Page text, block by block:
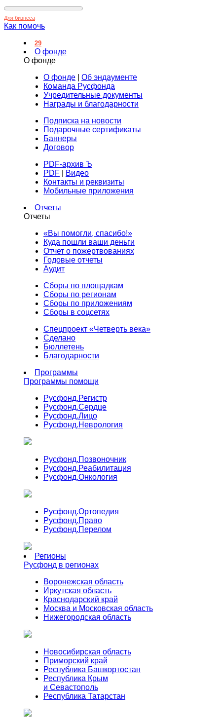
Для бизнеса
Как помочь
29
О фонде
О фонде
О фонде
Об эндаументе
Команда Русфонда
Учредительные документы
Награды и благодарности
Подписка на новости
Подарочные сертификаты
Баннеры
Договор
PDF-архив Ъ
PDF
Видео
Контакты и реквизиты
Мобильные приложения
Отчеты
Отчеты
«Вы помогли, спасибо!»
Куда пошли ваши деньги
Отчет о пожертвованиях
Годовые отчеты
Аудит
Сборы по площадкам
Сборы по регионам
Сборы по приложениям
Сборы в соцсетях
Спецпроект «Четверть века»
Сделано
Бюллетень
Благодарности
Программы
Программы помощи
Русфонд.Регистр
Русфонд.Сердце
Русфонд.Лицо
Русфонд.Неврология
Русфонд.Позвоночник
Русфонд.Реабилитация
Русфонд.Онкология
Русфонд.Ортопедия
Русфонд.Право
Русфонд.Перелом
Регионы
Русфонд в регионах
Воронежская область
Иркутская область
Краснодарский край
Москва и Московская область
Нижегородская область
Новосибирская область
Приморский край
Республика Башкортостан
Республика Крым
и Севастополь
Республика Татарстан